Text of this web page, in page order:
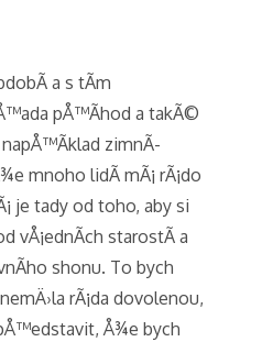
a s tÃ­m
pÅ™Ã­hod a takÃ©
zimnÃ­
mnoho lidÃ­ mÃ¡ rÃ¡do
je tady od toho, aby si
vÅ¡ednÃ­ch starostÃ­ a
shonu. To bych
rÃ¡da dovolenou,
Å¾e bych